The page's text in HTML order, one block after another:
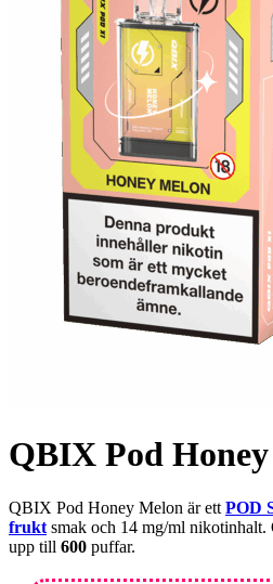
QBIX Pod
QBIX Pod Honey Melon är ett POD
frukt smak och 14 mg/ml
upp till 600 puffar.